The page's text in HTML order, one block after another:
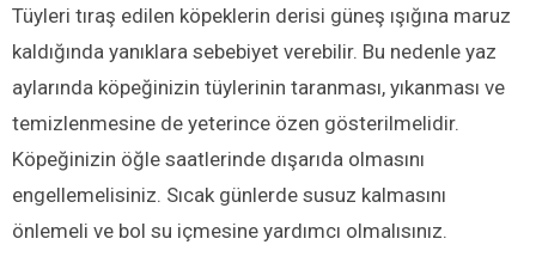
Tüyleri tıraş edilen köpeklerin derisi güneş ışığına maruz
kaldığında yanıklara sebebiyet verebilir. Bu nedenle yaz
aylarında köpeğinizin tüylerinin taranması, yıkanması ve
temizlenmesine de yeterince özen gösterilmelidir.
Köpeğinizin öğle saatlerinde dışarıda olmasını
engellemelisiniz. Sıcak günlerde susuz kalmasını
önlemeli ve bol su içmesine yardımcı olmalısınız.